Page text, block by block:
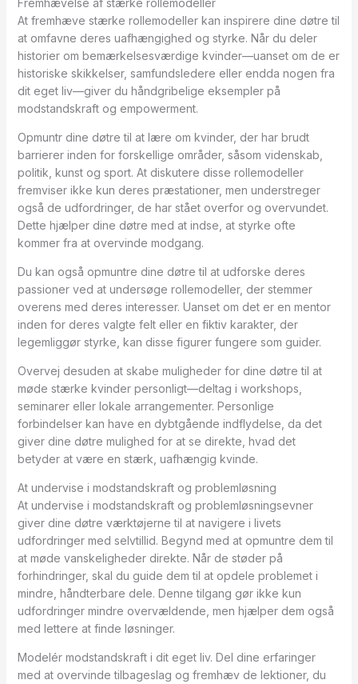
Fremhævelse af stærke rollemodeller
At fremhæve stærke rollemodeller kan inspirere dine døtre til
at omfavne deres uafhængighed og styrke. Når du deler
historier om bemærkelsesværdige kvinder—uanset om de er
historiske skikkelser, samfundsledere eller endda nogen fra
dit eget liv—giver du håndgribelige eksempler på
modstandskraft og empowerment.
Opmuntr dine døtre til at lære om kvinder, der har brudt
barrierer inden for forskellige områder, såsom videnskab,
politik, kunst og sport. At diskutere disse rollemodeller
fremviser ikke kun deres præstationer, men understreger
også de udfordringer, de har stået overfor og overvundet.
Dette hjælper dine døtre med at indse, at styrke ofte
kommer fra at overvinde modgang.
Du kan også opmuntre dine døtre til at udforske deres
passioner ved at undersøge rollemodeller, der stemmer
overens med deres interesser. Uanset om det er en mentor
inden for deres valgte felt eller en fiktiv karakter, der
legemliggør styrke, kan disse figurer fungere som guider.
Overvej desuden at skabe muligheder for dine døtre til at
møde stærke kvinder personligt—deltag i workshops,
seminarer eller lokale arrangementer. Personlige
forbindelser kan have en dybtgående indflydelse, da det
giver dine døtre mulighed for at se direkte, hvad det
betyder at være en stærk, uafhængig kvinde.
At undervise i modstandskraft og problemløsning
At undervise i modstandskraft og problemløsningsevner
giver dine døtre værktøjerne til at navigere i livets
udfordringer med selvtillid. Begynd med at opmuntre dem til
at møde vanskeligheder direkte. Når de støder på
forhindringer, skal du guide dem til at opdele problemet i
mindre, håndterbare dele. Denne tilgang gør ikke kun
udfordringer mindre overvældende, men hjælper dem også
med lettere at finde løsninger.
Modelér modstandskraft i dit eget liv. Del dine erfaringer
med at overvinde tilbageslag og fremhæv de lektioner, du